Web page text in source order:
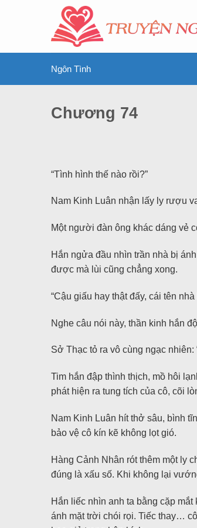
Ngôn Tình
Chương 74
“Tình hình thế nào rồi?”
Nam Kinh Luân nhận lấy ly rượu
Một người đàn ông khác dáng vẻ
Hắn ngửa đầu nhìn trần nhà bị
được mà lùi cũng chẳng xong.
“Cậu giấu hay thật đấy, cái tên
Nghe câu nói này, thần kinh hắn
Sở Thạc tỏ ra vô cùng ngạc
Tim hắn đập thình thịch, mồ hôi
phát hiện ra tung tích của cô, cõi
Nam Kinh Luân hít thở sâu, bình
bảo vệ cô kín kẽ không lọt gió.
Hàng Cảnh Nhân rót thêm một ly
đúng là xấu số. Khi không lại
Hắn liếc nhìn anh ta bằng cặp
ánh mặt trời chói rọi. Tiếc thay…